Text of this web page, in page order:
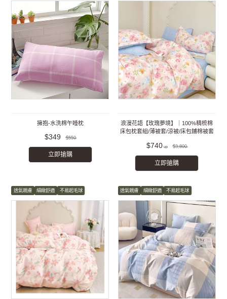
擁抱-水洗棉午睡枕
$349 $550
立即搶購
浪漫花語【玫瑰夢境】｜100%精梳棉
床包枕套組/薄被套/涼被/床包鋪棉被套
$740 $3,800
立即搶購
透氣親膚 細緻舒適 不易起毛球 透氣親膚 細緻舒適 不易起毛球